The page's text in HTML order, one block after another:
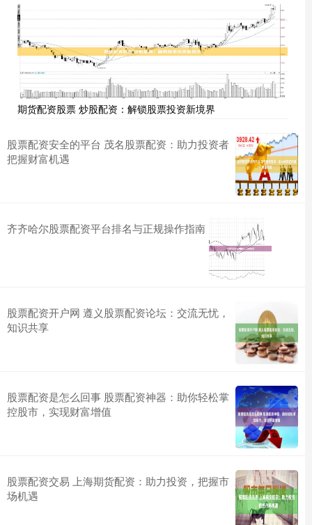
期货配资股票 炒股配资：解锁股票投资新境界
股票配资安全的平台 茂名股票配资：助力投资者
把握财富机遇
齐齐哈尔股票配资平台排名与正规操作指南
股票配资开户网 遵义股票配资论坛：交流无忧，
知识共享
股票配资是怎么回事 股票配资神器：助你轻松掌
控股市，实现财富增值
股票配资交易 上海期货配资：助力投资，把握市
场机遇